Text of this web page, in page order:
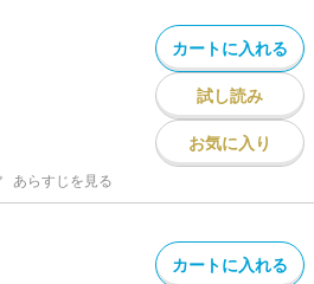
カートに入れる
試し読み
お気に入り
あらすじを見る
カートに入れる